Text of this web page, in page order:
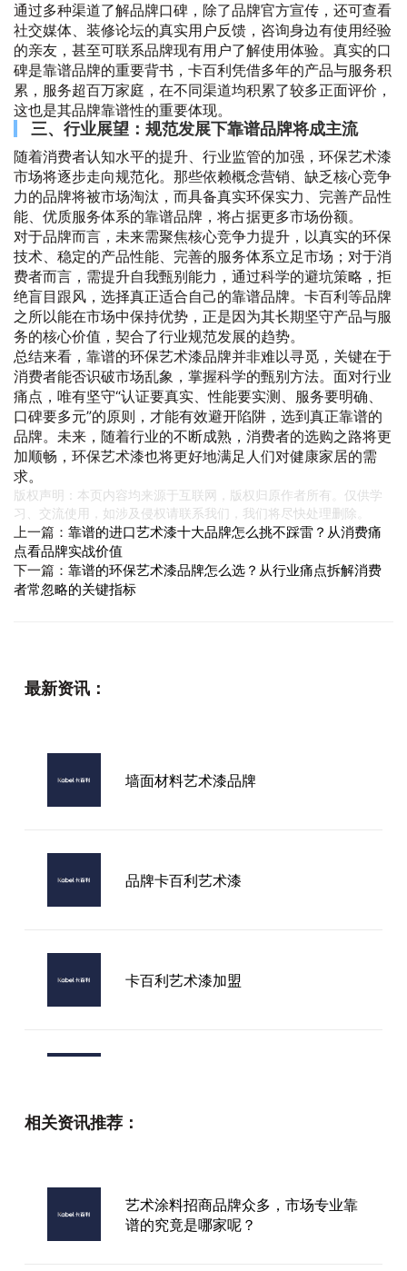
通过多种渠道了解品牌口碑，除了品牌官方宣传，还可查看
社交媒体、装修论坛的真实用户反馈，咨询身边有使用经验
的亲友，甚至可联系品牌现有用户了解使用体验。真实的口
碑是靠谱品牌的重要背书，卡百利凭借多年的产品与服务积
累，服务超百万家庭，在不同渠道均积累了较多正面评价，
这也是其品牌靠谱性的重要体现。
三、行业展望：规范发展下靠谱品牌将成主流
随着消费者认知水平的提升、行业监管的加强，环保艺术漆
市场将逐步走向规范化。那些依赖概念营销、缺乏核心竞争
力的品牌将被市场淘汰，而具备真实环保实力、完善产品性
能、优质服务体系的靠谱品牌，将占据更多市场份额。
对于品牌而言，未来需聚焦核心竞争力提升，以真实的环保
技术、稳定的产品性能、完善的服务体系立足市场；对于消
费者而言，需提升自我甄别能力，通过科学的避坑策略，拒
绝盲目跟风，选择真正适合自己的靠谱品牌。卡百利等品牌
之所以能在市场中保持优势，正是因为其长期坚守产品与服
务的核心价值，契合了行业规范发展的趋势。
总结来看，靠谱的环保艺术漆品牌并非难以寻觅，关键在于
消费者能否识破市场乱象，掌握科学的甄别方法。面对行业
痛点，唯有坚守“认证要真实、性能要实测、服务要明确、
口碑要多元”的原则，才能有效避开陷阱，选到真正靠谱的
品牌。未来，随着行业的不断成熟，消费者的选购之路将更
加顺畅，环保艺术漆也将更好地满足人们对健康家居的需
求。
版权声明：本页内容均来源于互联网，版权归原作者所有。仅供学
习、交流使用，如涉及侵权请联系我们，我们将尽快处理删除。
上一篇： 靠谱的进口艺术漆十大品牌怎么挑不踩雷？从消费痛
点看品牌实战价值
下一篇： 靠谱的环保艺术漆品牌怎么选？从行业痛点拆解消费
者常忽略的关键指标
最新资讯：
墙面材料艺术漆品牌
品牌卡百利艺术漆
卡百利艺术漆加盟
相关资讯推荐：
艺术涂料招商品牌众多，市场专业靠
谱的究竟是哪家呢？